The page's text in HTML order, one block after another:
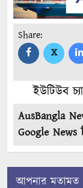
Share:
X
ইউটিউব
AusBangla
Google
আপনার মতামত